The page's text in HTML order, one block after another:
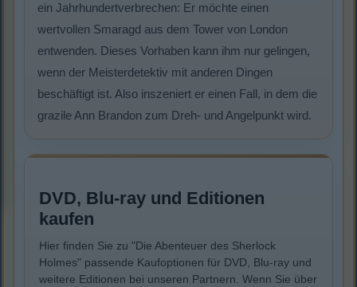
ein Jahrhundertverbrechen: Er möchte einen
wertvollen Smaragd aus dem Tower von London
entwenden. Dieses Vorhaben kann ihm nur gelingen,
wenn der Meisterdetektiv mit anderen Dingen
beschäftigt ist. Also inszeniert er einen Fall, in dem die
grazile Ann Brandon zum Dreh- und Angelpunkt wird.
DVD, Blu-ray und Editionen
kaufen
Hier finden Sie zu "Die Abenteuer des Sherlock
Holmes" passende Kaufoptionen für DVD, Blu-ray und
weitere Editionen bei unseren Partnern. Wenn Sie über